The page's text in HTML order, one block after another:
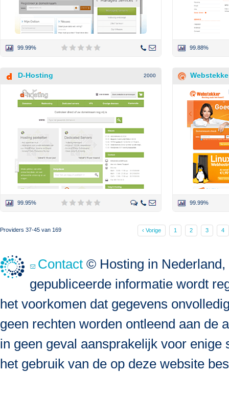
99.99% 99.88%
2000
D-Hosting
99.95% 99.99%
Providers 37-45 van 169 ‹ Vorige 1 2 3 4
Contact © Hosting in
gepubliceerde informatie wordt
het voorkomen dat gegevens
geen rechten worden ontleend aan de
in geen geval aansprakelijk voor
het gebruik van de op deze website